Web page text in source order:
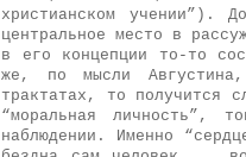
христианском учении”).
центральное место в
в его концепции то-то
же, по мысли Августина,
трактатах, то получится
“моральная личность”,
наблюдении. Именно